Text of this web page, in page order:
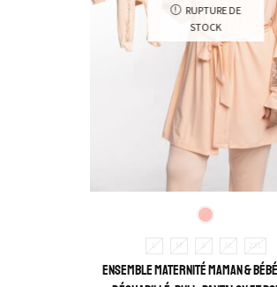
RUPTURE DE
STOCK
L M S XL 2XL
Ensemble Maternité Maman &